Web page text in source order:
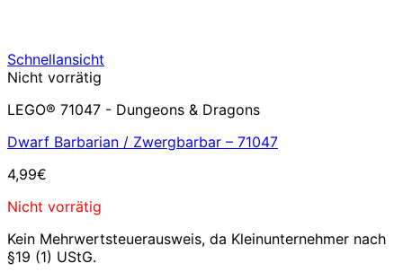
Schnellansicht
Nicht vorrätig
LEGO® 71047 - Dungeons & Dragons
Dwarf Barbarian / Zwergbarbar – 71047
4,99€
Nicht vorrätig
Kein Mehrwertsteuerausweis, da Kleinunternehmer nach
§19 (1) UStG.